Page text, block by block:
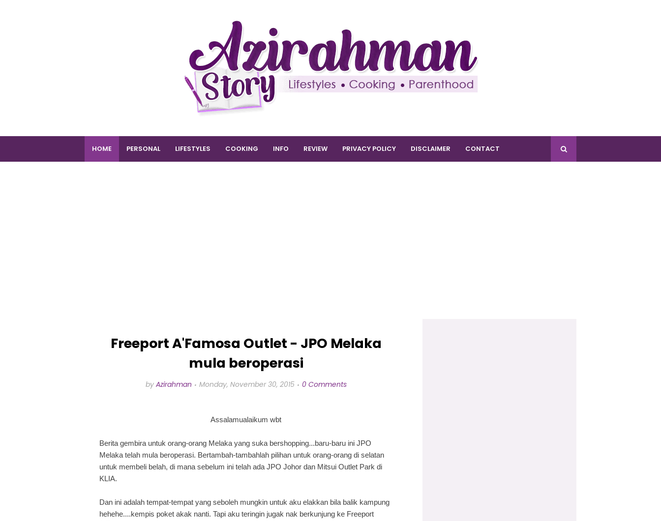
HOME PERSONAL LIFESTYLES COOKING INFO REVIEW PRIVACY POLICY DISCLAIMER CONTACT
Freeport A'Famosa Outlet - JPO Melaka
mula beroperasi
by Azirahman Monday, November 30, 2015 0 Comments
Assalamualaikum wbt
Berita gembira untuk orang-orang Melaka yang suka bershopping...baru-baru ini JPO
Melaka telah mula beroperasi. Bertambah-tambahlah pilihan untuk orang-orang di selatan
untuk membeli belah, di mana sebelum ini telah ada JPO Johor dan Mitsui Outlet Park di
KLIA.
Dan ini adalah tempat-tempat yang seboleh mungkin untuk aku elakkan bila balik kampung
hehehe....kempis poket akak nanti. Tapi aku teringin jugak nak berkunjung ke Freeport